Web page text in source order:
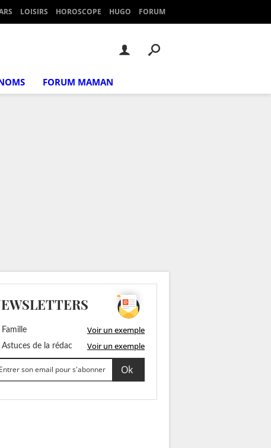
LOISIRS HOROSCOPE HUGO FORUM
FORUM MAMAN
Famille Voir un exemple
Astuces de la rédac Voir un exemple